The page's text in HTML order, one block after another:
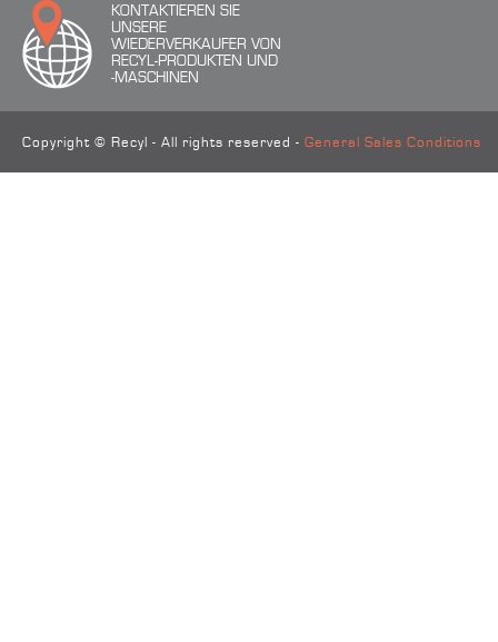
KONTAKTIEREN SIE
UNSERE
WIEDERVERKAUFER VON
RECYL-PRODUKTEN UND
-MASCHINEN
Copyright © Recyl - All rights reserved - General Sales Conditions